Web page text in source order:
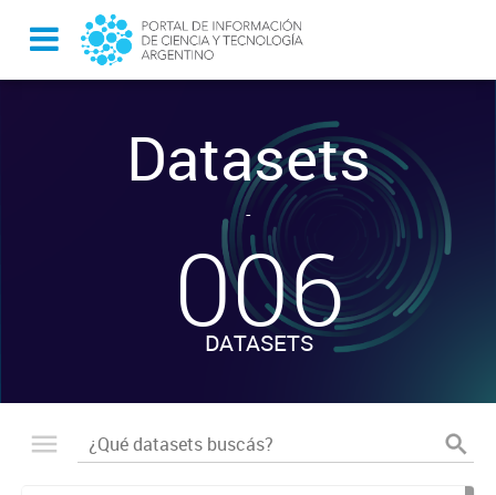
Datasets
-
006
DATASETS